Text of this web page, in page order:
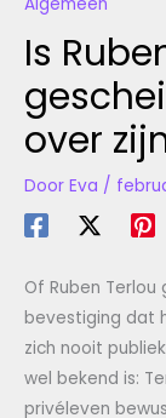
Is
over
Door Eva /
Of Ruben Terlou
bevestiging dat
zich nooit
wel bekend is:
privéleven